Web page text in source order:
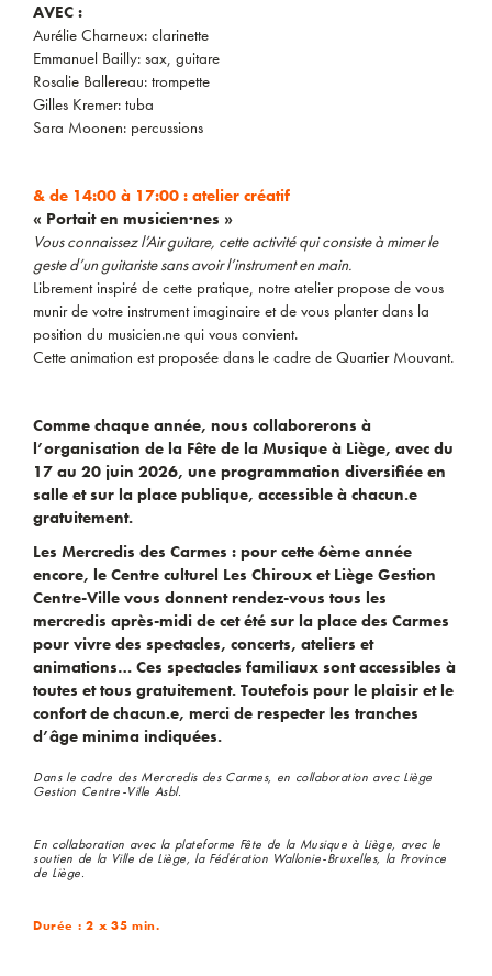
AVEC :
Aurélie Charneux: clarinette
Emmanuel Bailly: sax, guitare
Rosalie Ballereau: trompette
Gilles Kremer: tuba
Sara Moonen: percussions
& de 14:00 à 17:00 : atelier créatif
« Portait en musicien·nes »
Vous connaissez l’Air guitare, cette activité qui consiste à mimer le
geste d’un guitariste sans avoir l’instrument en main.
Librement inspiré de cette pratique, notre atelier propose de vous
munir de votre instrument imaginaire et de vous planter dans la
position du musicien.ne qui vous convient.
Cette animation est proposée dans le cadre de Quartier Mouvant.
Comme chaque année, nous collaborerons à
l’organisation de la Fête de la Musique à Liège, avec du
17 au 20 juin 2026, une programmation diversifiée en
salle et sur la place publique, accessible à chacun.e
gratuitement.
Les Mercredis des Carmes : pour cette 6ème année
encore, le Centre culturel Les Chiroux et Liège Gestion
Centre-Ville vous donnent rendez-vous tous les
mercredis après-midi de cet été sur la place des Carmes
pour vivre des spectacles, concerts, ateliers et
animations… Ces spectacles familiaux sont accessibles à
toutes et tous gratuitement. Toutefois pour le plaisir et le
confort de chacun.e, merci de respecter les tranches
d’âge minima indiquées.
Dans le cadre des Mercredis des Carmes, en collaboration avec Liège
Gestion Centre-Ville Asbl.
En collaboration avec la plateforme Fête de la Musique à Liège, avec le
soutien de la Ville de Liège, la Fédération Wallonie-Bruxelles, la Province
de Liège.
Durée : 2 x 35 min.